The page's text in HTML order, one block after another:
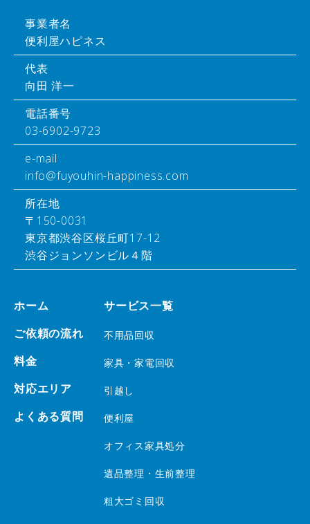
事業者名
便利屋ハピネス
代表
向田 洋一
電話番号
03-6902-9723
e-mail
info@fuyouhin-happiness.com
所在地
〒150-0031
東京都渋谷区桜丘町17-12
渋谷ジョンソンビル４階
ホーム
ご依頼の流れ
料金
対応エリア
よくある質問
サービス一覧
不用品回収
家具・家電回収
引越し
便利屋
オフィス家具処分
遺品整理・生前整理
粗大ゴミ回収